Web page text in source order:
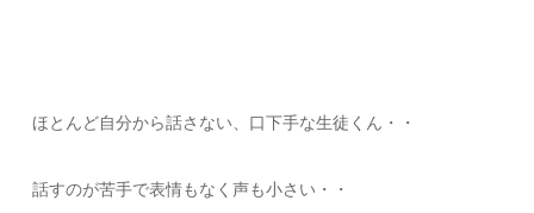
ほとんど自分から話さない、口下手な生徒くん・・
話すのが苦手で表情もなく声も小さい・・